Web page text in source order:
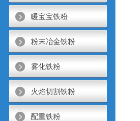
暖宝宝铁粉
粉末冶金铁粉
雾化铁粉
火焰切割铁粉
配重铁粉